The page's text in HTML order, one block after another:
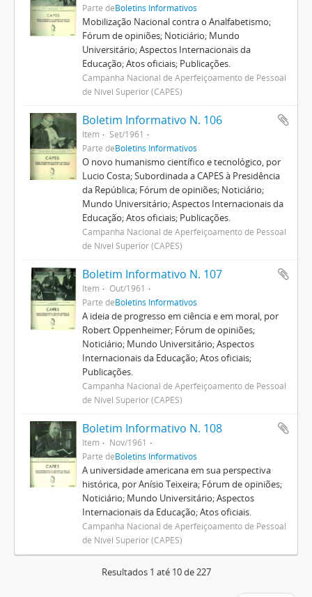
Parte deBoletins Informativos
Mobilização Nacional contra o Analfabetismo;
Fórum de opiniões; Noticiário; Mundo
Universitário; Aspectos Internacionais da
Educação; Atos oficiais; Publicações.
Campanha Nacional de Aperfeiçoamento de Pessoal
de Nível Superior (CAPES)
Boletim Informativo N. 106
Item
Set/1961
Parte deBoletins Informativos
O novo humanismo científico e tecnológico, por
Lucio Costa; Subordinada a CAPES à Presidência
da República; Fórum de opiniões; Noticiário;
Mundo Universitário; Aspectos Internacionais da
Educação; Atos oficiais; Publicações.
Campanha Nacional de Aperfeiçoamento de Pessoal
de Nível Superior (CAPES)
Boletim Informativo N. 107
Item
Out/1961
Parte deBoletins Informativos
A ideia de progresso em ciência e em moral, por
Robert Oppenheimer; Fórum de opiniões;
Noticiário; Mundo Universitário; Aspectos
Internacionais da Educação; Atos oficiais;
Publicações.
Campanha Nacional de Aperfeiçoamento de Pessoal
de Nível Superior (CAPES)
Boletim Informativo N. 108
Item
Nov/1961
Parte deBoletins Informativos
A universidade americana em sua perspectiva
histórica, por Anísio Teixeira; Fórum de opiniões;
Noticiário; Mundo Universitário; Aspectos
Internacionais da Educação; Atos oficiais.
Campanha Nacional de Aperfeiçoamento de Pessoal
de Nível Superior (CAPES)
Resultados 1 até 10 de 227